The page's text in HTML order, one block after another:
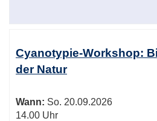
Cyanotypie-Workshop:
der Natur
Wann: So. 20.09.2026
14.00 Uhr